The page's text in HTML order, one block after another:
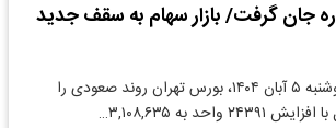
جان گرفت/ بازار سهام به سقف جدید
دنیای معدن: امروز دوشنبه ۵ آبان ۱۴۰۴، بورس تهران روند صعودی را
به ۳,۱۰۸,۶۳۵…